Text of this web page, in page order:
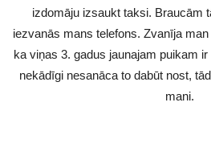
izdomāju izsaukt taksi. Braucām
iezvanās mans telefons. Zvanīja
ka viņas 3. gadus jaunajam puikam
nekādīgi nesanāca to dabūt nost,
mani.